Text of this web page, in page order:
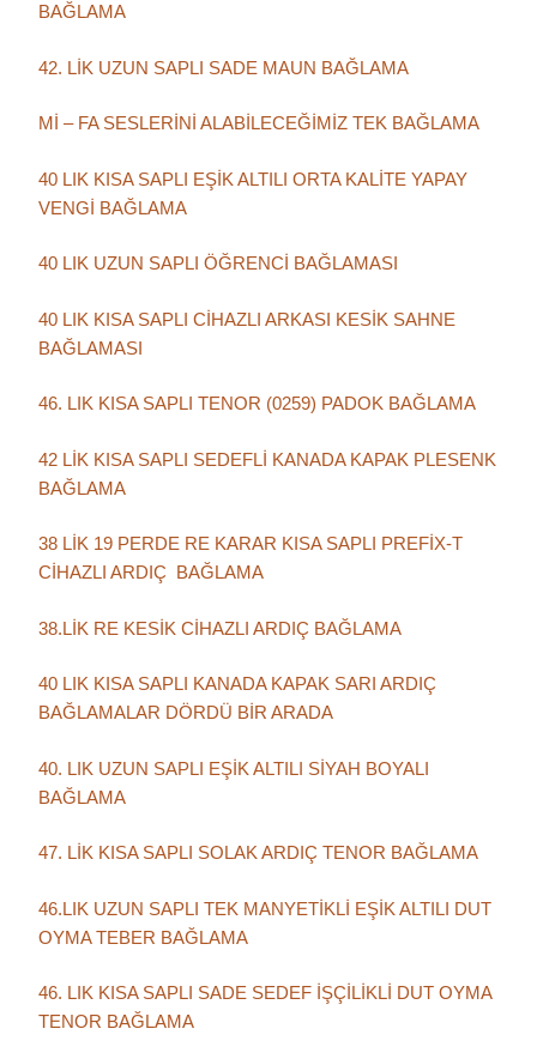
BAĞLAMA
42. LİK UZUN SAPLI SADE MAUN BAĞLAMA
Mİ – FA SESLERİNİ ALABİLECEĞİMİZ TEK BAĞLAMA
40 LIK KISA SAPLI EŞİK ALTILI ORTA KALİTE YAPAY
VENGİ BAĞLAMA
40 LIK UZUN SAPLI ÖĞRENCİ BAĞLAMASI
40 LIK KISA SAPLI CİHAZLI ARKASI KESİK SAHNE
BAĞLAMASI
46. LIK KISA SAPLI TENOR (0259) PADOK BAĞLAMA
42 LİK KISA SAPLI SEDEFLİ KANADA KAPAK PLESENK
BAĞLAMA
38 LİK 19 PERDE RE KARAR KISA SAPLI PREFİX-T
CİHAZLI ARDIÇ BAĞLAMA
38.LİK RE KESİK CİHAZLI ARDIÇ BAĞLAMA
40 LIK KISA SAPLI KANADA KAPAK SARI ARDIÇ
BAĞLAMALAR DÖRDÜ BİR ARADA
40. LIK UZUN SAPLI EŞİK ALTILI SİYAH BOYALI
BAĞLAMA
47. LİK KISA SAPLI SOLAK ARDIÇ TENOR BAĞLAMA
46.LIK UZUN SAPLI TEK MANYETİKLİ EŞİK ALTILI DUT
OYMA TEBER BAĞLAMA
46. LIK KISA SAPLI SADE SEDEF İŞÇİLİKLİ DUT OYMA
TENOR BAĞLAMA